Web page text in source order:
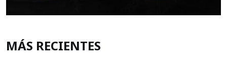
MÁS RECIENTES